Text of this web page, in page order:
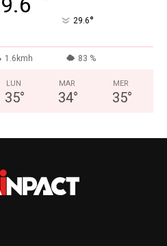
29.6°
1.6kmh 83 %
LUN
35°
MAR
34°
MER
35°